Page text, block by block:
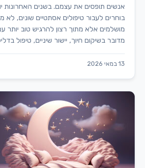
אנשים תופסים את עצמם. בשנים האחרונות
בוחרים לעבור טיפולים אסתטיים שונים, לא
מושלמים אלא מתוך רצון להרגיש טוב יותר
מדובר בשיקום חיוך, יישור שיניים, טיפול
13 במאי 2026